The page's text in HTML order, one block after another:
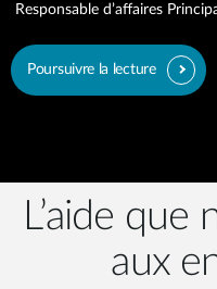
Responsable d’affaires
Poursuivre la lecture
L’aide
aux